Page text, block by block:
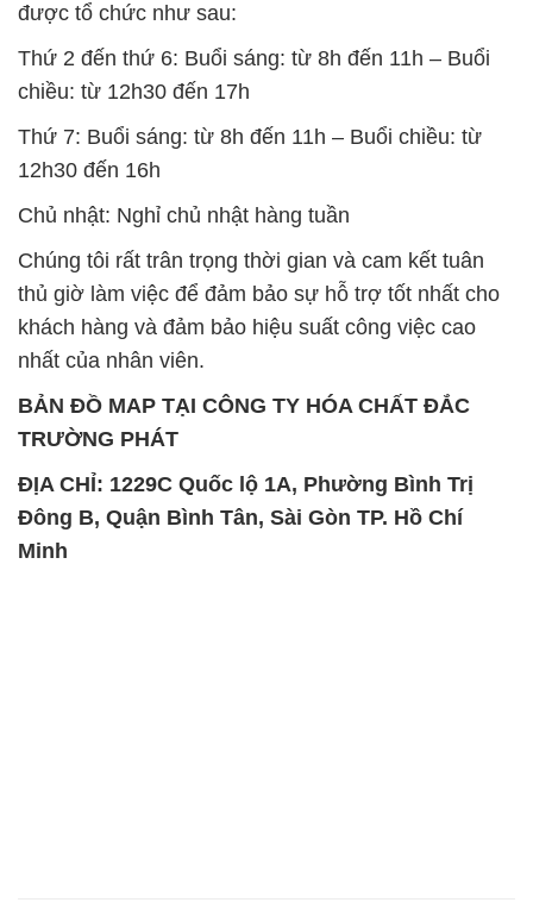
được tổ chức như sau:
Thứ 2 đến thứ 6: Buổi sáng: từ 8h đến 11h – Buổi
chiều: từ 12h30 đến 17h
Thứ 7: Buổi sáng: từ 8h đến 11h – Buổi chiều: từ
12h30 đến 16h
Chủ nhật: Nghỉ chủ nhật hàng tuần
Chúng tôi rất trân trọng thời gian và cam kết tuân
thủ giờ làm việc để đảm bảo sự hỗ trợ tốt nhất cho
khách hàng và đảm bảo hiệu suất công việc cao
nhất của nhân viên.
BẢN ĐỒ MAP TẠI CÔNG TY HÓA CHẤT ĐẮC
TRƯỜNG PHÁT
ĐỊA CHỈ: 1229C Quốc lộ 1A, Phường Bình Trị
Đông B, Quận Bình Tân, Sài Gòn TP. Hồ Chí
Minh